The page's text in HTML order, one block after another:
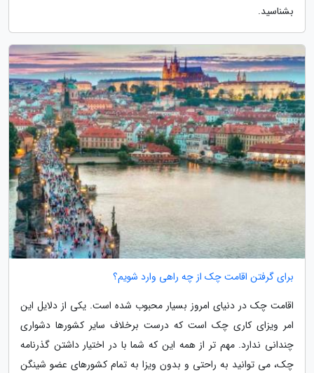
بشناسید.
برای گرفتن اقامت چک از چه راهی وارد شویم؟
اقامت چک در دنیای امروز بسیار محبوب شده است. یکی از دلایل این
امر ویزای کاری چک است که درست برخلاف سایر کشورها دشواری
چندانی ندارد. مهم تر از همه این که شما با در اختیار داشتن گذرنامه
چک، می توانید به راحتی و بدون ویزا به تمام کشورهای عضو شینگن